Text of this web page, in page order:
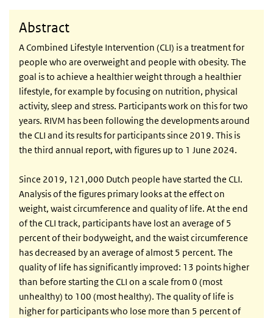
Abstract
A Combined Lifestyle Intervention (CLI) is a treatment for
people who are overweight and people with obesity. The
goal is to achieve a healthier weight through a healthier
lifestyle, for example by focusing on nutrition, physical
activity, sleep and stress. Participants work on this for two
years. RIVM has been following the developments around
the CLI and its results for participants since 2019. This is
the third annual report, with figures up to 1 June 2024.
Since 2019, 121,000 Dutch people have started the CLI.
Analysis of the figures primary looks at the effect on
weight, waist circumference and quality of life. At the end
of the CLI track, participants have lost an average of 5
percent of their bodyweight, and the waist circumference
has decreased by an average of almost 5 percent. The
quality of life has significantly improved: 13 points higher
than before starting the CLI on a scale from 0 (most
unhealthy) to 100 (most healthy). The quality of life is
higher for participants who lose more than 5 percent of